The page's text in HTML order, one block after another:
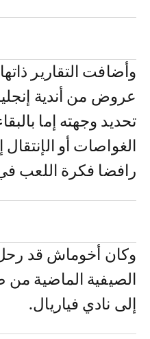
عروض من أندية
تحديد وجهته إما
الغواصات أو الإنتقال
رافضا فكرة اللعب
وكان أخوماش قد رحل
الصيفية الماضية
إلى نادي فياريال.